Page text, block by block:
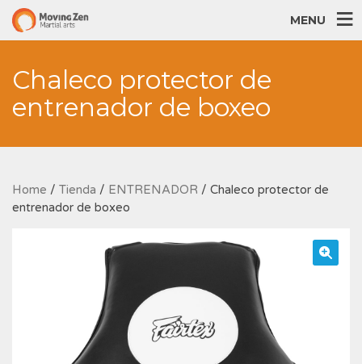
MENU
Chaleco protector de
entrenador de boxeo
Home / Tienda / ENTRENADOR / Chaleco protector de
entrenador de boxeo